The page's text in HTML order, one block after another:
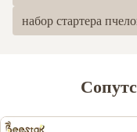
Dayne Stephen
набор стартера